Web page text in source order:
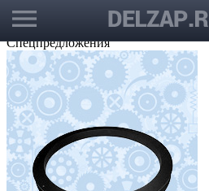
menu
Выбрать город
Корзина
Заказать звонок
Спецпредложения